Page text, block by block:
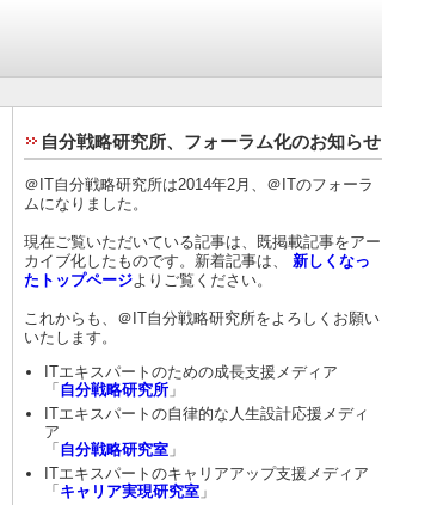
自分戦略研究所、フォーラム化のお知らせ
＠IT自分戦略研究所は2014年2月、＠ITのフォーラ
ムになりました。
現在ご覧いただいている記事は、既掲載記事をアー
カイブ化したものです。新着記事は、 新しくなっ
たトップページよりご覧ください。
これからも、＠IT自分戦略研究所をよろしくお願い
いたします。
ITエキスパートのための成長支援メディア
「 自分戦略研究所 」
ITエキスパートの自律的な人生設計応援メディ
ア
「 自分戦略研究室 」
ITエキスパートのキャリアアップ支援メディア
「 キャリア実現研究室 」